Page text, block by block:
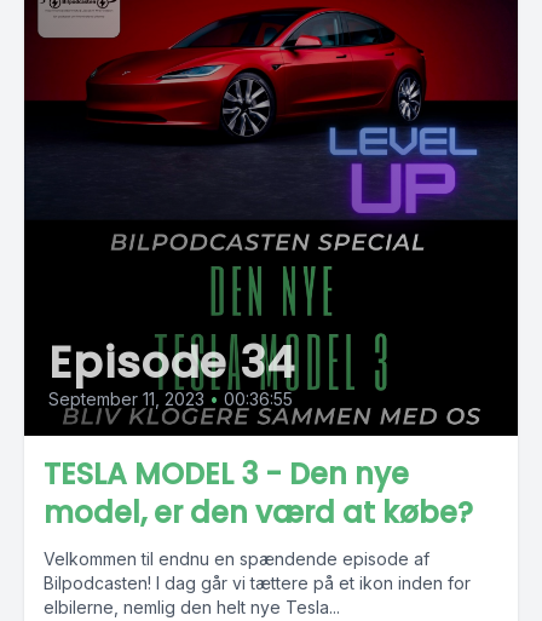
Episode 34
September 11, 2023 • 00:36:55
TESLA MODEL 3 - Den nye
model, er den værd at købe?
Velkommen til endnu en spændende episode af
Bilpodcasten! I dag går vi tættere på et ikon inden for
elbilerne, nemlig den helt nye Tesla...